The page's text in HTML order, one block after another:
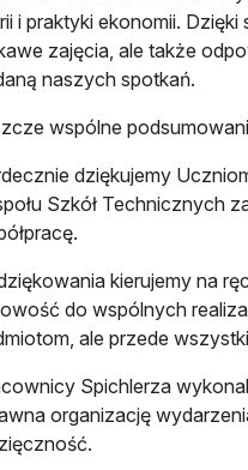
i praktyki ekonomii.
zajęcia, ale także
naszych spotkań.
wspólne
dziękujemy
Szkół Technicznych
kierujemy na
do wspólnych
ale przede
Spichlerza
organizację